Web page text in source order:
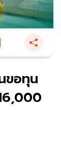
ขอทุน